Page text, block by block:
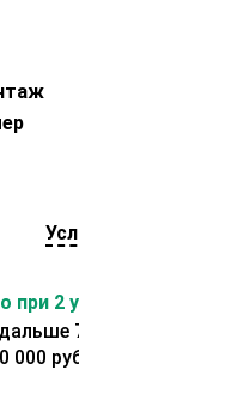
Условия оплаты
2 условиях:
70 км от склада.
рублей.